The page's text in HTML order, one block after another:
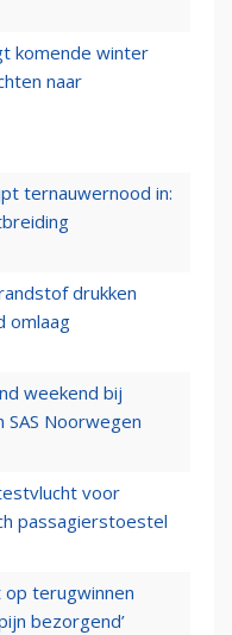
komende winter
naar
ternauwernood in:
drukken
omlaag
weekend bij
SAS Noorwegen
voor
passagierstoestel
op terugwinnen
bezorgend’